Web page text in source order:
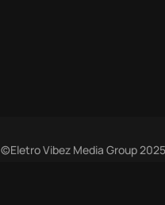
©Eletro Vibez Media Group